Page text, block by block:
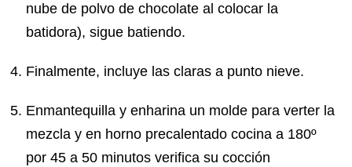
nube de polvo de chocolate al colocar la
batidora), sigue batiendo.
Finalmente, incluye las claras a punto nieve.
Enmantequilla y enharina un molde para verter la
mezcla y en horno precalentado cocina a 180º
por 45 a 50 minutos verifica su cocción